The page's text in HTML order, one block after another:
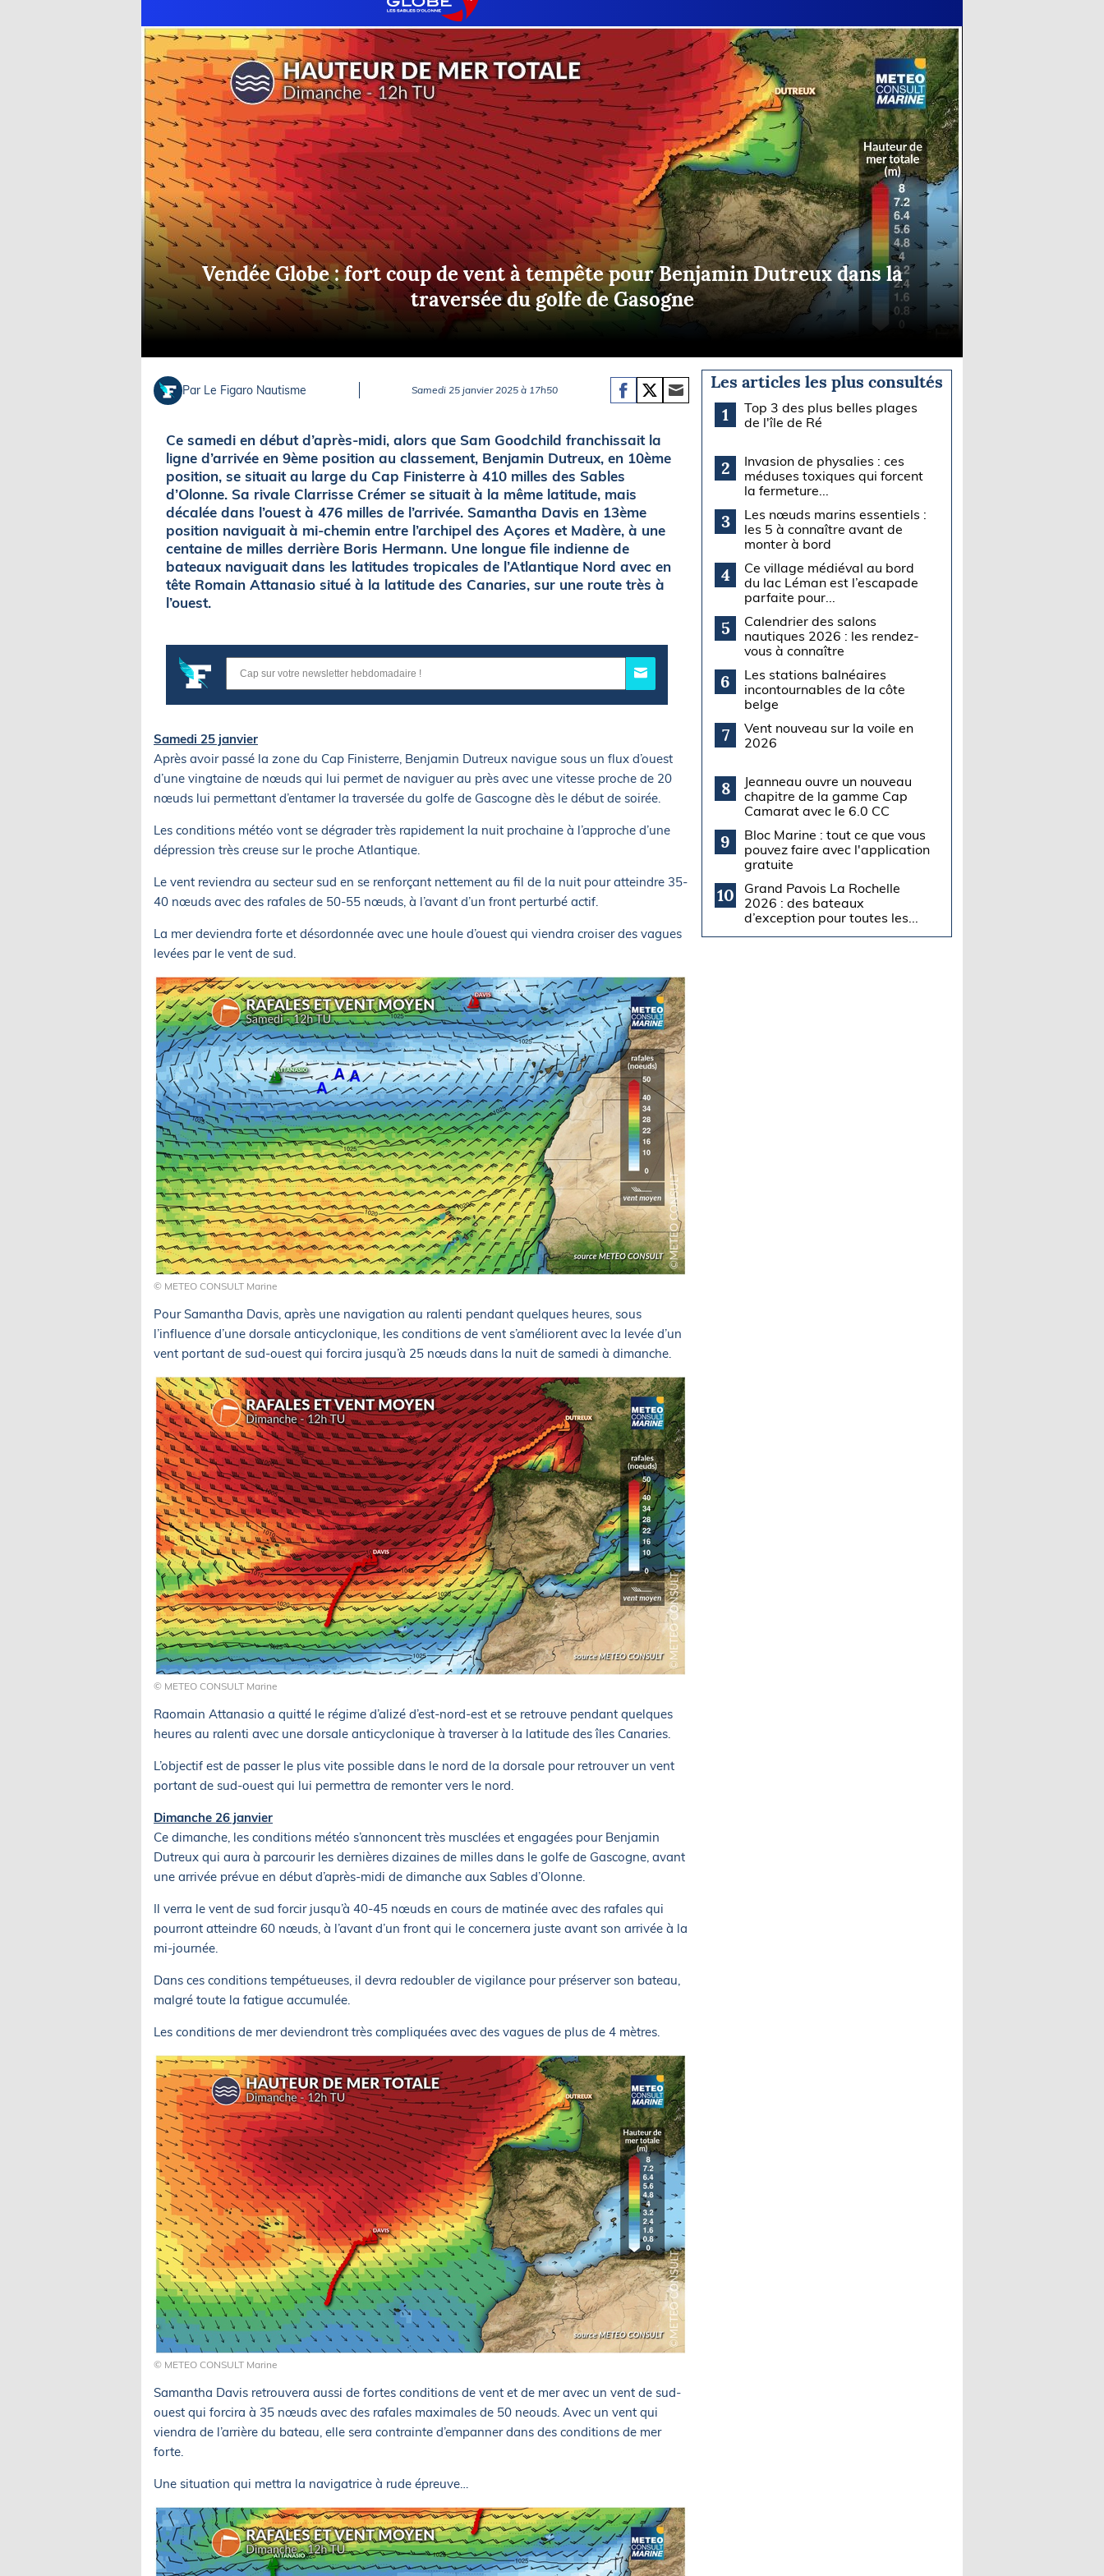
Salons
Economie
Yachting
Pêche en mer
Plongée
Glisse
FLASH INFO
Vendée Globe : fort coup de vent à tempête pour Benjamin Dutreux dans la
traversée du golfe de Gasogne
Par Le Figaro Nautisme Samedi 25 janvier 2025 à 17h50
Ce samedi en début d’après-midi, alors que Sam Goodchild franchissait la
ligne d’arrivée en 9ème position au classement, Benjamin Dutreux, en 10ème
position, se situait au large du Cap Finisterre à 410 milles des Sables
d’Olonne. Sa rivale Clarrisse Crémer se situait à la même latitude, mais
décalée dans l’ouest à 476 milles de l’arrivée. Samantha Davis en 13ème
position naviguait à mi-chemin entre l’archipel des Açores et Madère, à une
centaine de milles derrière Boris Hermann. Une longue file indienne de
bateaux naviguait dans les latitudes tropicales de l’Atlantique Nord avec en
tête Romain Attanasio situé à la latitude des Canaries, sur une route très à
l’ouest.
Samedi 25 janvier
Après avoir passé la zone du Cap Finisterre, Benjamin Dutreux navigue sous un flux d’ouest
d’une vingtaine de nœuds qui lui permet de naviguer au près avec une vitesse proche de 20
nœuds lui permettant d’entamer la traversée du golfe de Gascogne dès le début de soirée.
Les conditions météo vont se dégrader très rapidement la nuit prochaine à l’approche d’une
dépression très creuse sur le proche Atlantique.
Le vent reviendra au secteur sud en se renforçant nettement au fil de la nuit pour atteindre 35-
40 nœuds avec des rafales de 50-55 nœuds, à l’avant d’un front perturbé actif.
La mer deviendra forte et désordonnée avec une houle d’ouest qui viendra croiser des vagues
levées par le vent de sud.
© METEO CONSULT Marine
Pour Samantha Davis, après une navigation au ralenti pendant quelques heures, sous
l’influence d’une dorsale anticyclonique, les conditions de vent s’améliorent avec la levée d’un
vent portant de sud-ouest qui forcira jusqu’à 25 nœuds dans la nuit de samedi à dimanche.
© METEO CONSULT Marine
Raomain Attanasio a quitté le régime d’alizé d’est-nord-est et se retrouve pendant quelques
heures au ralenti avec une dorsale anticyclonique à traverser à la latitude des îles Canaries.
L’objectif est de passer le plus vite possible dans le nord de la dorsale pour retrouver un vent
portant de sud-ouest qui lui permettra de remonter vers le nord.
Dimanche 26 janvier
Ce dimanche, les conditions météo s’annoncent très musclées et engagées pour Benjamin
Dutreux qui aura à parcourir les dernières dizaines de milles dans le golfe de Gascogne, avant
une arrivée prévue en début d’après-midi de dimanche aux Sables d’Olonne.
Il verra le vent de sud forcir jusqu’à 40-45 nœuds en cours de matinée avec des rafales qui
pourront atteindre 60 nœuds, à l’avant d’un front qui le concernera juste avant son arrivée à la
mi-journée.
Dans ces conditions tempétueuses, il devra redoubler de vigilance pour préserver son bateau,
malgré toute la fatigue accumulée.
Les conditions de mer deviendront très compliquées avec des vagues de plus de 4 mètres.
© METEO CONSULT Marine
Samantha Davis retrouvera aussi de fortes conditions de vent et de mer avec un vent de sud-
ouest qui forcira à 35 nœuds avec des rafales maximales de 50 neouds. Avec un vent qui
viendra de l’arrière du bateau, elle sera contrainte d’empanner dans des conditions de mer
forte.
Une situation qui mettra la navigatrice à rude épreuve…
Les articles les plus consultés
1
Top 3 des plus belles plages
de l'île de Ré
2
Invasion de physalies : ces
méduses toxiques qui forcent
la fermeture...
3
Les nœuds marins essentiels :
les 5 à connaître avant de
monter à bord
4
Ce village médiéval au bord
du lac Léman est l’escapade
parfaite pour...
5
Calendrier des salons
nautiques 2026 : les rendez-
vous à connaître
6
Les stations balnéaires
incontournables de la côte
belge
7
Vent nouveau sur la voile en
2026
8
Jeanneau ouvre un nouveau
chapitre de la gamme Cap
Camarat avec le 6.0 CC
9
Bloc Marine : tout ce que vous
pouvez faire avec l'application
gratuite
10
Grand Pavois La Rochelle
2026 : des bateaux
d’exception pour toutes les...